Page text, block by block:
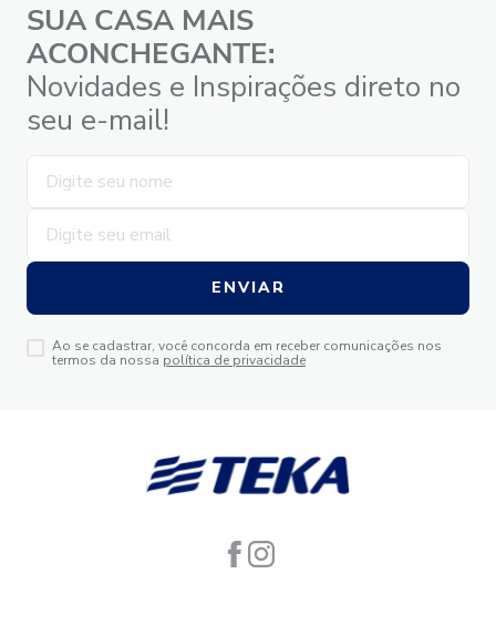
SUA CASA MAIS
ACONCHEGANTE:
Novidades e Inspirações direto no
seu e-mail!
ENVIAR
Ao se cadastrar, você concorda em receber comunicações nos
termos da nossa política de privacidade